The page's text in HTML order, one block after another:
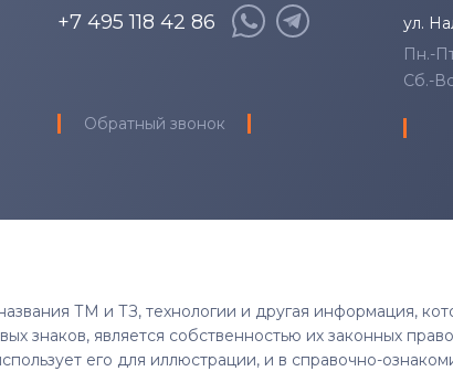
+7 495 118 42 86
Обратный звонок
ул.
Пн.-
Сб.-
ТМ и ТЗ, технологии и другая информация,
знаков, является собственностью их законных
его для иллюстрации, и в справочно-